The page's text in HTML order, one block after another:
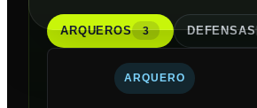
ARQUEROS 3 DEFENSAS
ARQUERO